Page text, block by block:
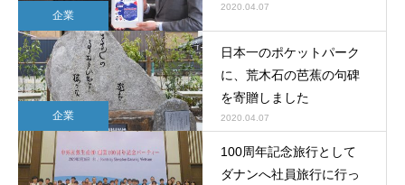
企業
2020.04.07
企業
日本一のポケットパーク
に、荒木石の芭蕉の句碑
を寄贈しました
2020.04.07
100周年記念旅行として
ダナンへ社員旅行に行っ